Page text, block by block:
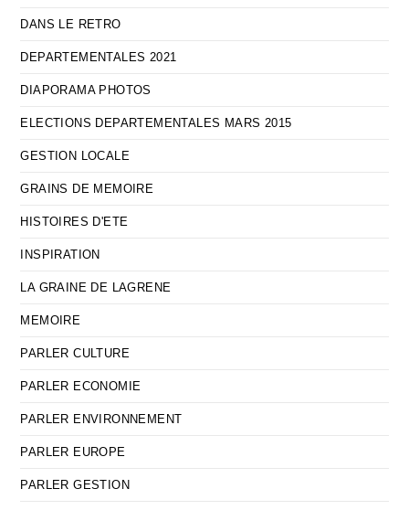
DANS LE RETRO
DEPARTEMENTALES 2021
DIAPORAMA PHOTOS
ELECTIONS DEPARTEMENTALES MARS 2015
GESTION LOCALE
GRAINS DE MEMOIRE
HISTOIRES D'ETE
INSPIRATION
LA GRAINE DE LAGRENE
MEMOIRE
PARLER CULTURE
PARLER ECONOMIE
PARLER ENVIRONNEMENT
PARLER EUROPE
PARLER GESTION